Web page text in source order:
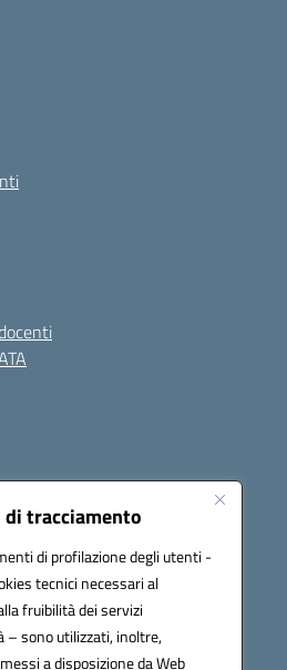
tracciamento
di profilazione degli utenti -
tecnici necessari al
fruibilità dei servizi
– sono utilizzati, inoltre,
a disposizione da Web